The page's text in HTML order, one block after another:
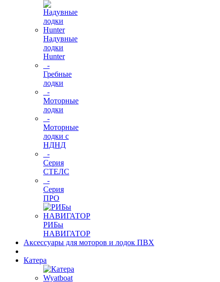
Надувные
лодки
Hunter
-
Гребные
лодки
-
Моторные
лодки
-
Моторные
лодки с
НДНД
-
Серия
СТЕЛС
-
Серия
ПРО
РИБы
НАВИГАТОР
Аксессуары для моторов и лодок ПВХ
Катера